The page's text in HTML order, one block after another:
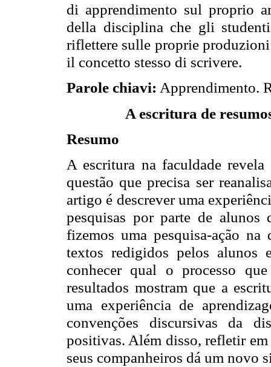
di apprendimento sul proprio
della disciplina che gli
riflettere sulle proprie
il concetto stesso di scrivere.
Parole chiavi: Apprendimento.
A escritura de
Resumo
A escritura na faculdade
questão que precisa ser
artigo é descrever uma
pesquisas por parte de alunos
fizemos uma pesquisa-ação na
textos redigidos pelos alunos
conhecer qual o processo
resultados mostram que a
uma experiência de
convenções discursivas da
positivas. Além disso, refletir em
seus companheiros dá um novo